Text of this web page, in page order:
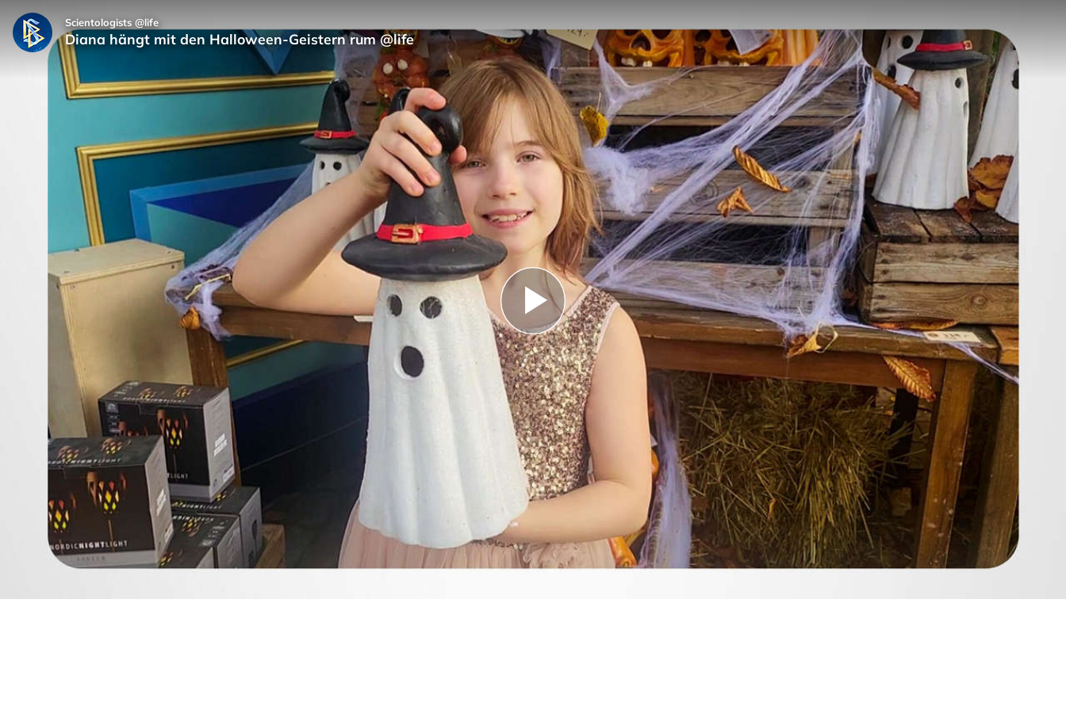
Play
Video
Scientologists @life
Diana hängt mit den Halloween-Geistern rum @life